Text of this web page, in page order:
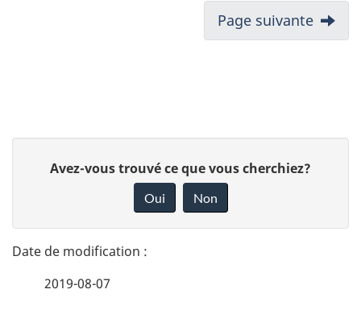
Page suivante
t
a
n
Avez-vous trouvé ce que vous cherchiez?
Oui Non
2019-08-07